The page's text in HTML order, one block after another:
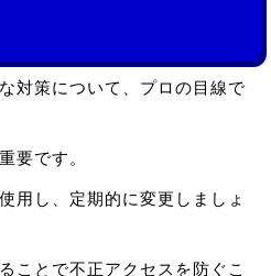
対策について、プロの目線で
要です。
用し、定期的に変更しましょ
ことで不正アクセスを防ぐこ